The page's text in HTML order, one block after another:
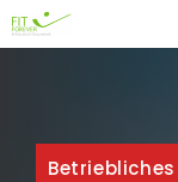
Zum
Inhalt